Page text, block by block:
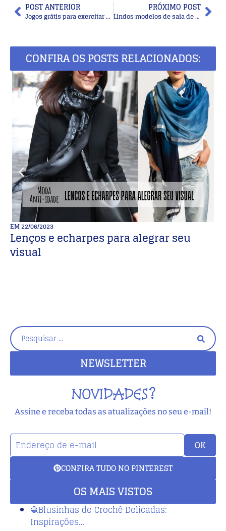
POST ANTERIOR
Jogos grátis para exercitar a mente: ideais para a terceira idade!
PRÓXIMO POST
Lindos modelos de saia de crochê com gráfico do ponto
CONFIRA OS POSTS RELACIONADOS:
EM22/06/2023
Lenços e echarpes para alegrar seu
visual
NEWSLETTER
NOVIDADES?
Assine e receba todas as atualizações no seu e-mail!
OK
CONFIRA TUDO NO PINTEREST
OS MAIS VISTOS
🧶Blusinhas de Crochê Delicadas:
Inspirações…